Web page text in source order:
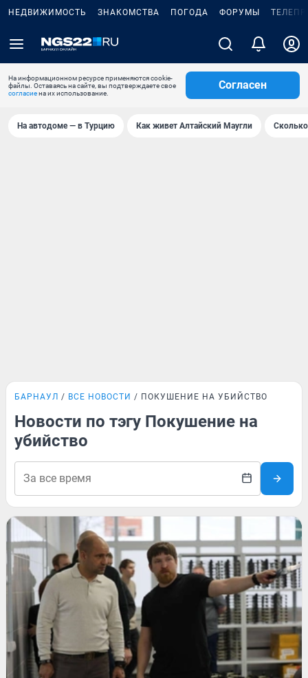
НЕДВИЖИМОСТЬ ЗНАКОМСТВА ПОГОДА ФОРУМЫ
На информационном ресурсе применяются cookie-
файлы. Оставаясь на сайте, вы подтверждаете свое
согласиена их использование.
Согласен
На автодоме — в Турцию Как живет Алтайский Маугли
БАРНАУЛ ВСЕ НОВОСТИ ПОКУШЕНИЕ НА УБИЙСТВО
Новости по тэгу Покушение на
убийство